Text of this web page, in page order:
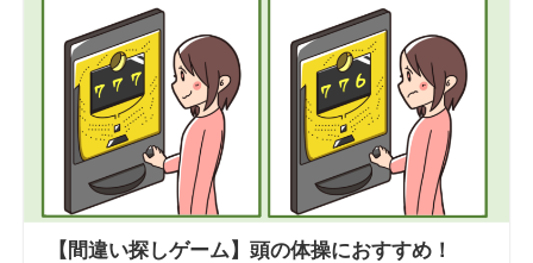
【間違い探しゲーム】頭の体操におすすめ！